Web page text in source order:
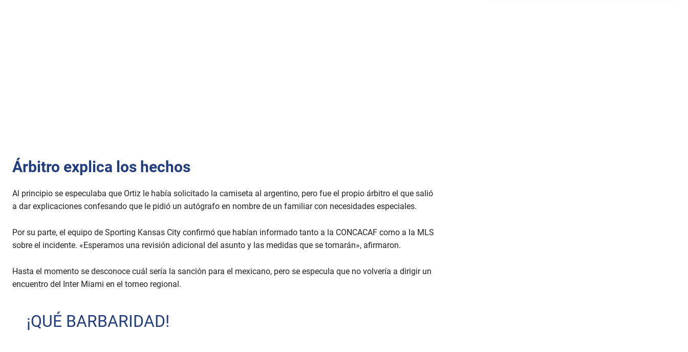
Árbitro explica los hechos
Al principio se especulaba que Ortiz le había solicitado la camiseta al argentino, pero fue el propio árbitro el que salió
a dar explicaciones confesando que le pidió un autógrafo en nombre de un familiar con necesidades especiales.
Por su parte, el equipo de Sporting Kansas City confirmó que habían informado tanto a la CONCACAF como a la MLS
sobre el incidente. «Esperamos una revisión adicional del asunto y las medidas que se tomarán», afirmaron.
Hasta el momento se desconoce cuál sería la sanción para el mexicano, pero se especula que no volvería a dirigir un
encuentro del Inter Miami en el torneo regional.
¡QUÉ BARBARIDAD!